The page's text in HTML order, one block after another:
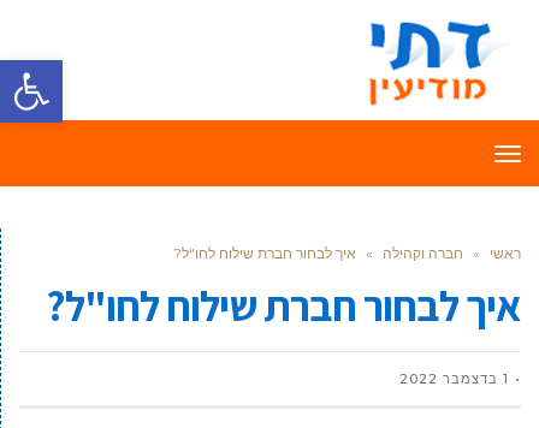
פתח
תפריט
ראשי » חברה וקהילה » איך לבחור חברת שילוח לחו"ל?
איך לבחור חברת שילוח לחו"ל?
1 בדצמבר 2022